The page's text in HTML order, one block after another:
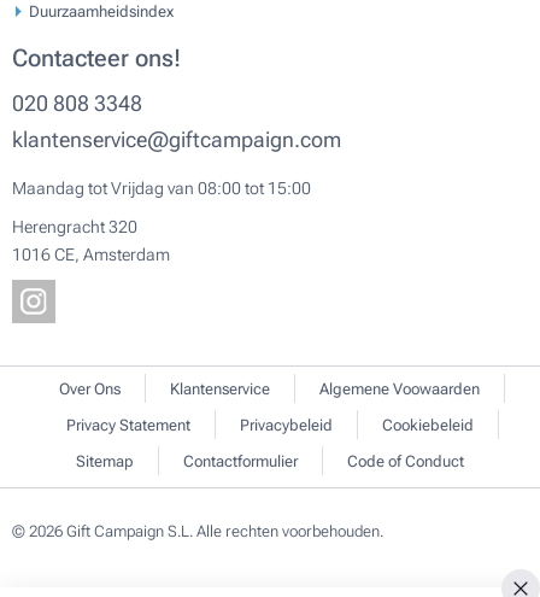
Duurzaamheidsindex
Contacteer ons!
020 808 3348
klantenservice@giftcampaign.com
Maandag tot Vrijdag van 08:00 tot 15:00
Herengracht 320
1016 CE, Amsterdam
Over Ons Klantenservice
Algemene Voowaarden
Privacy Statement
Privacybeleid
Cookiebeleid
Sitemap
Contactformulier Code of Conduct
© 2026 Gift Campaign S.L. Alle rechten voorbehouden.